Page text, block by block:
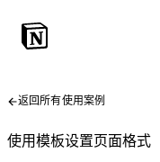
返回所有使用案例
使用模板设置页面格式